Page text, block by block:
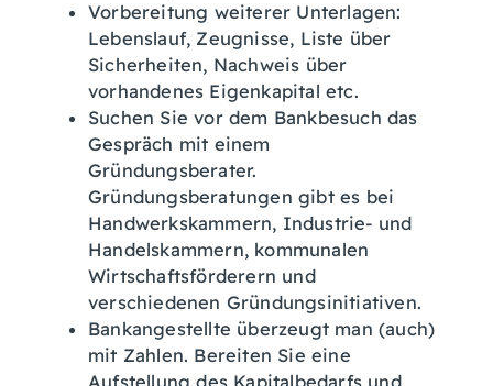
Vorbereitung weiterer Unterlagen:
Lebenslauf, Zeugnisse, Liste über
Sicherheiten, Nachweis über
vorhandenes Eigenkapital etc.
Suchen Sie vor dem Bankbesuch das
Gespräch mit einem
Gründungsberater.
Gründungsberatungen gibt es bei
Handwerkskammern, Industrie- und
Handelskammern, kommunalen
Wirtschaftsförderern und
verschiedenen Gründungsinitiativen.
Bankangestellte überzeugt man (auch)
mit Zahlen. Bereiten Sie eine
Aufstellung des Kapitalbedarfs und